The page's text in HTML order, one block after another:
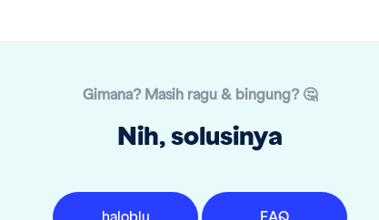
Gimana? Masih ragu & bingung? 🤔
Nih, solusinya